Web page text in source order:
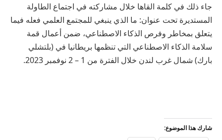
جاء ذلك في كلمة القاها خلال مشاركته في اجتماع الطاولة
المستديرة تحت عنوان: ما الذي ينبغي للمجتمع العلمي فعله فيما
يتعلق بمخاطر وفرص الذكاء الاصطناعي، ضمن أعمال قمة
سلامة الذكاء الاصطناعي التي تنظمها بريطانيا في (بلتشلي
بارك) شمال غرب لندن خلال الفترة من 1 – 2 نوفمبر 2023.
شارك هذا الموضوع: